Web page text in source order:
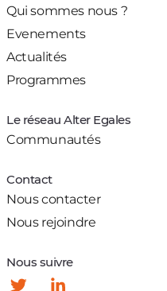
Qui sommes nous ?
Evenements
Actualités
Programmes
Le réseau Alter Egales
Communautés
Contact
Nous contacter
Nous rejoindre
Nous suivre